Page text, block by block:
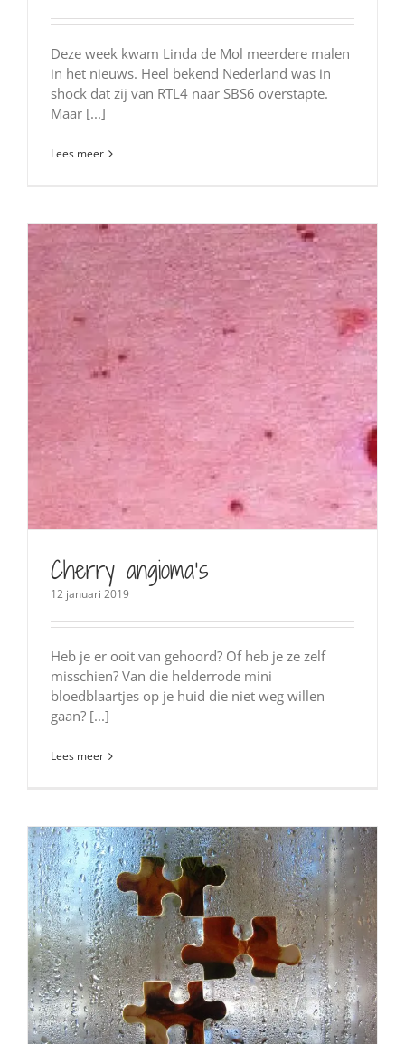
Deze week kwam Linda de Mol meerdere malen
in het nieuws. Heel bekend Nederland was in
shock dat zij van RTL4 naar SBS6 overstapte.
Maar [...]
Lees meer
Cherry angioma’s
12 januari 2019
Heb je er ooit van gehoord? Of heb je ze zelf
misschien? Van die helderrode mini
bloedblaartjes op je huid die niet weg willen
gaan? [...]
Lees meer